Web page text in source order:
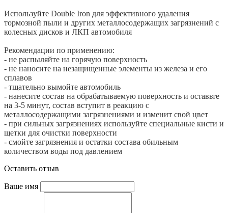
Используйте Double Iron для эффективного удаления
тормозной пыли и других металлосодержащих загрязнений с
колесных дисков и ЛКП автомобиля
Рекомендации по применению:
- не распыляйте на горячую поверхность
- не наносите на незащищенные элементы из железа и его
сплавов
- тщательно вымойте автомобиль
- нанесите состав на обрабатываемую поверхность и оставьте
на 3-5 минут, состав вступит в реакцию с
металлосодержащими загрязнениями и изменит свой цвет
- при сильных загрязнениях используйте специальные кисти и
щетки для очистки поверхности
- смойте загрязнения и остатки состава обильным
количеством воды под давлением
Оставить отзыв
Ваше имя